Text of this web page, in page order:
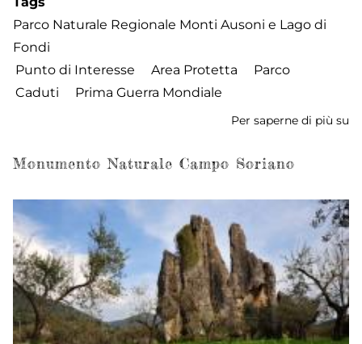
Parco Naturale Regionale Monti Ausoni e Lago di
Fondi
Punto di Interesse
Area Protetta
Parco
Caduti
Prima Guerra Mondiale
Per saperne di più su
Monumento Naturale Campo Soriano